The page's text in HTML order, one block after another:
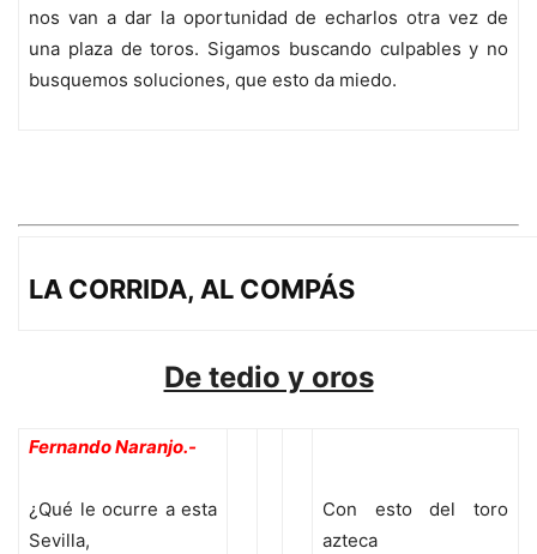
nos van a dar la oportunidad de echarlos otra vez de
una plaza de toros. Sigamos buscando culpables y no
busquemos soluciones, que esto da miedo.
LA CORRIDA, AL COMPÁS
De tedio y oros
Fernando Naranjo.-
¿Qué le ocurre a esta
Sevilla,
Con esto del toro
azteca